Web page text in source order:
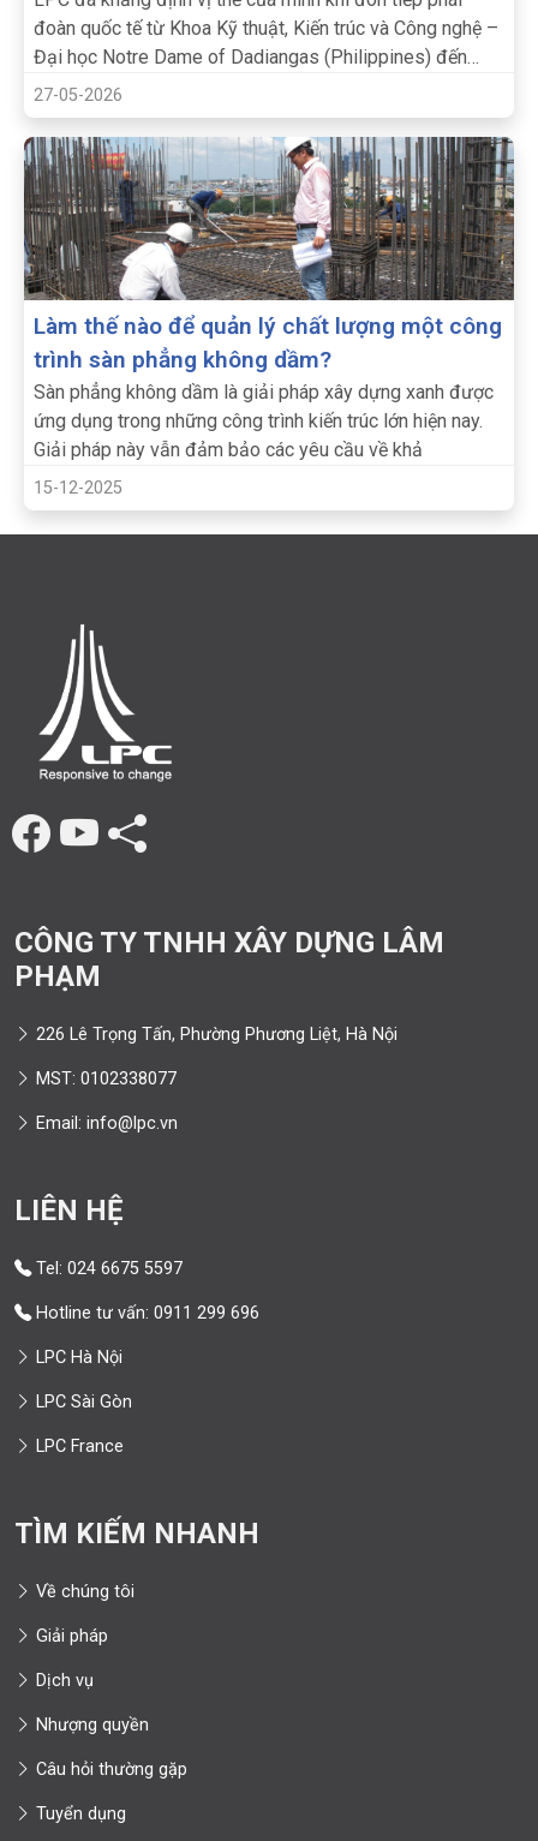
đoàn quốc tế từ Khoa Kỹ thuật, Kiến trúc và Công nghệ –
Đại học Notre Dame of Dadiangas (Philippines) đến
tham quan và trao đổi kinh nghiệm.
27-05-2026
Làm thế nào để quản lý chất lượng một công
trình sàn phẳng không dầm?
Sàn phẳng không dầm là giải pháp xây dựng xanh được
ứng dụng trong những công trình kiến trúc lớn hiện nay.
Giải pháp này vẫn đảm bảo các yêu cầu về khả
15-12-2025
CÔNG TY TNHH XÂY DỰNG LÂM
PHẠM
226 Lê Trọng Tấn, Phường Phương Liệt, Hà Nội
MST: 0102338077
Email: info@lpc.vn
LIÊN HỆ
Tel: 024 6675 5597
Hotline tư vấn: 0911 299 696
LPC Hà Nội
LPC Sài Gòn
LPC France
TÌM KIẾM NHANH
Về chúng tôi
Giải pháp
Dịch vụ
Nhượng quyền
Câu hỏi thường gặp
Tuyển dụng